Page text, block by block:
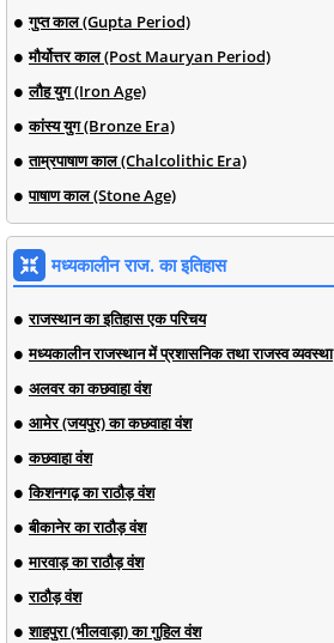
गुप्त काल (Gupta Period)
मौर्योत्तर काल (Post Mauryan Period)
लौह युग (Iron Age)
कांस्य युग (Bronze Era)
ताम्रपाषाण काल (Chalcolithic Era)
पाषाण काल (Stone Age)
मध्यकालीन राज. का इतिहास
राजस्थान का इतिहास एक परिचय
मध्यकालीन राजस्थान में प्रशासनिक तथा राजस्व व्यवस्था
अलवर का कछवाहा वंश
आमेर (जयपुर) का कछवाहा वंश
कछवाहा वंश
किशनगढ़ का राठौड़ वंश
बीकानेर का राठौड़ वंश
मारवाड़ का राठौड़ वंश
राठौड़ वंश
शाहपुरा (भीलवाड़ा) का गुहिल वंश